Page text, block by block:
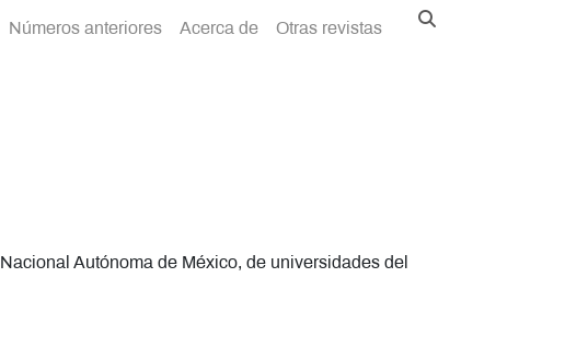
Números anteriores Acerca de Otras revistas
Autónoma de México, de universidades del